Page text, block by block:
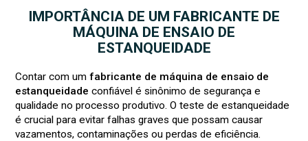
IMPORTÂNCIA DE UM FABRICANTE DE
MÁQUINA DE ENSAIO DE
ESTANQUEIDADE
Contar com umfabricante de máquina de ensaio de
estanqueidade confiável é sinônimo de segurança e
qualidade no processo produtivo. O teste de estanqueidade
é crucial para evitar falhas graves que possam causar
vazamentos, contaminações ou perdas de eficiência.